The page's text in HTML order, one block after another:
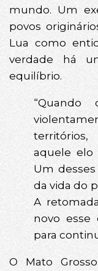
mundo. Um
povos
Lua como
verdade há
equilíbrio.
aquele elo
Um
da vida do
A
novo esse
para
O Mato